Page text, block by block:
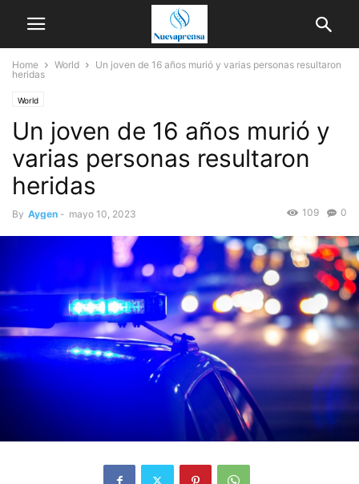
Home World
Un joven de 16 años murió y varias personas resultaron
heridas
World
Un joven de 16 años murió y
varias personas resultaron
heridas
By Aygen - mayo 10, 2023 0
109